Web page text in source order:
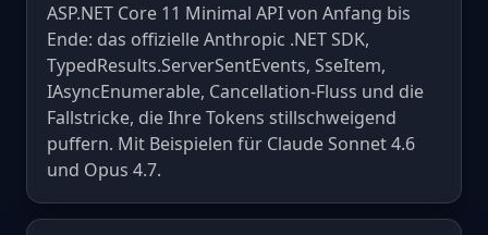
ASP.NET Core 11 Minimal API von Anfang bis
Ende: das offizielle Anthropic .NET SDK,
TypedResults.ServerSentEvents, SseItem,
IAsyncEnumerable, Cancellation-Fluss und die
Fallstricke, die Ihre Tokens stillschweigend
puffern. Mit Beispielen für Claude Sonnet 4.6
und Opus 4.7.